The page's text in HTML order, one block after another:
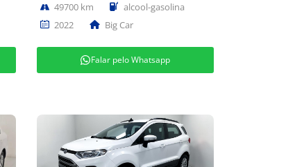
49700 km
alcool-gasolina
2022
Big Car
Falar pelo Whatsapp